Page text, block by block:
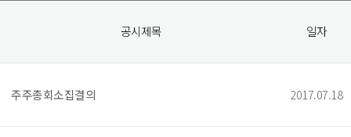
공시제목 일자
주주총회소집결의 2017.07.18